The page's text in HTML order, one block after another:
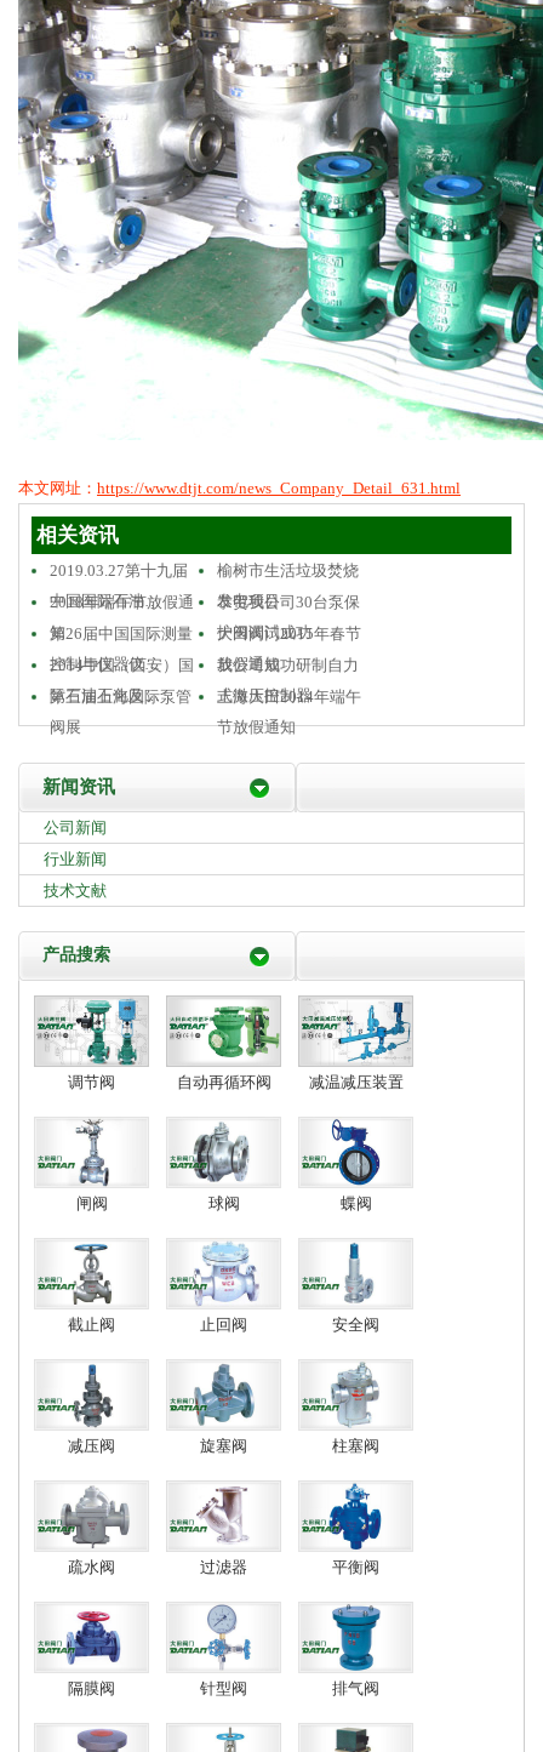
本文网址： https://www.dtjt.com/news_Company_Detail_631.html
相关资讯
2019.03.27第十九届
中国国际石油…
榆树市生活垃圾焚烧
发电项目
2018年端午节放假通
知
恭贺我公司30台泵保
护阀调试成功
第26届中国国际测量
控制与仪器仪…
大田阀门2015年春节
放假通知
2014中国（西安）国
际石油石化及…
我公司成功研制自力
式微压控制器
第三届上海国际泵管
阀展
上海大田2014年端午
节放假通知
新闻资讯
公司新闻
行业新闻
技术文献
产品搜索
调节阀 自动再循环阀 减温减压装置
闸阀 球阀 蝶阀
截止阀 止回阀 安全阀
减压阀 旋塞阀 柱塞阀
疏水阀 过滤器 平衡阀
隔膜阀 针型阀 排气阀